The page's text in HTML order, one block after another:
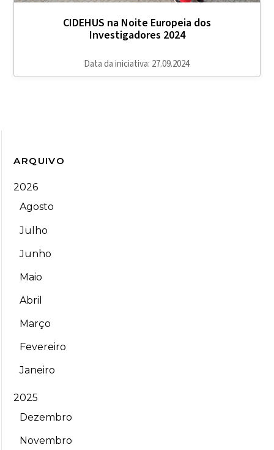
CIDEHUS na Noite Europeia dos
Investigadores 2024
Data da iniciativa: 27.09.2024
ARQUIVO
2026
Agosto
Julho
Junho
Maio
Abril
Março
Fevereiro
Janeiro
2025
Dezembro
Novembro